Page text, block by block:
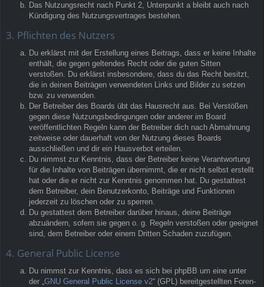
Das Nutzungsrecht nach Punkt 2, Unterpunkt a bleibt auch nach
Kündigung des Nutzungsvertrages bestehen.
3. Pflichten des Nutzers
Du erklärst mit der Erstellung eines Beitrags, dass er keine Inhalte
enthält, die gegen geltendes Recht oder die guten Sitten
verstoßen. Du erklärst insbesondere, dass du das Recht besitzt,
die in deinen Beiträgen verwendeten Links und Bilder zu setzen
bzw. zu verwenden.
Der Betreiber des Boards übt das Hausrecht aus. Bei Verstößen
gegen diese Nutzungsbedingungen oder anderer im Board
veröffentlichten Regeln kann der Betreiber dich nach Abmahnung
zeitweise oder dauerhaft von der Nutzung dieses Boards
ausschließen und dir ein Hausverbot erteilen.
Du nimmst zur Kenntnis, dass der Betreiber keine Verantwortung
für die Inhalte von Beiträgen übernimmt, die er nicht selbst erstellt
hat oder die er nicht zur Kenntnis genommen hat. Du gestattest
dem Betreiber, dein Benutzerkonto, Beiträge und Funktionen
jederzeit zu löschen oder zu sperren.
Du gestattest dem Betreiber darüber hinaus, deine Beiträge
abzuändern, sofern sie gegen o. g. Regeln verstoßen oder geeignet
sind, dem Betreiber oder einem Dritten Schaden zuzufügen.
4. General Public License
Du nimmst zur Kenntnis, dass es sich bei phpBB um eine unter
der „GNU General Public License v2“ (GPL) bereitgestellten Foren-